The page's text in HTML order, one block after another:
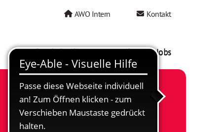
AWO Intern Kontakt
AWO als Arbeitgeber Mein AWO Jobs